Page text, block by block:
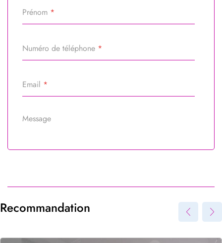
Prénom *
Numéro de téléphone *
Email *
Message
Référence du bien*
Envoyer
Recommandation